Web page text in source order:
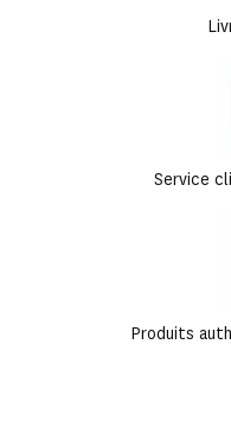
Service
Produits